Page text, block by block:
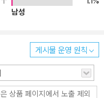
남성
게시물 운영 원칙